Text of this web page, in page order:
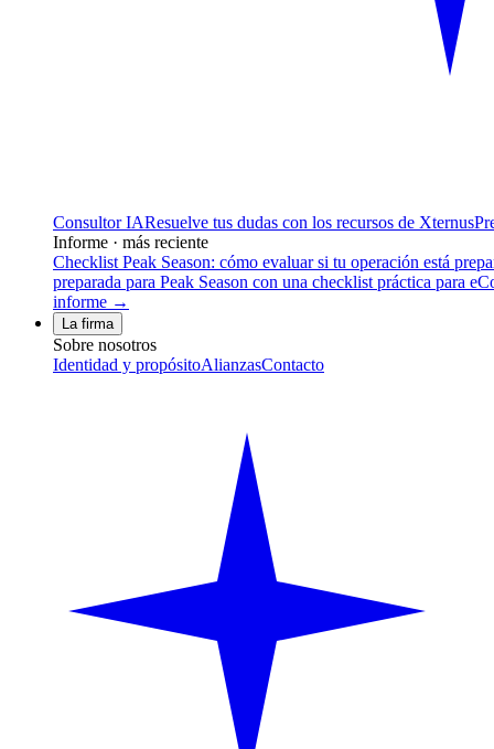
Consultor IAResuelve tus dudas con los recursos de Xternus
Informe · más reciente
Checklist Peak Season: cómo evaluar si tu operación está
preparada para Peak Season con una checklist práctica para
informe →
La firma
Sobre nosotros
Identidad y propósitoAlianzasContacto